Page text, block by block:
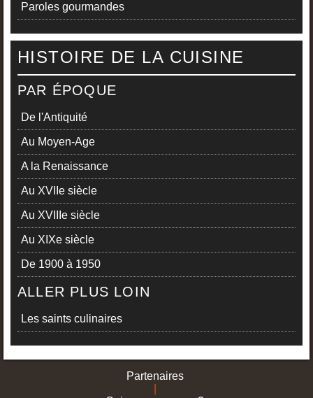
Paroles gourmandes
HISTOIRE DE LA CUISINE
PAR ÉPOQUE
De l'Antiquité
Au Moyen-Age
A la Renaissance
Au XVIIe siècle
Au XVIIIe siècle
Au XIXe siècle
De 1900 à 1950
ALLER PLUS LOIN
Les saints culinaires
Partenaires